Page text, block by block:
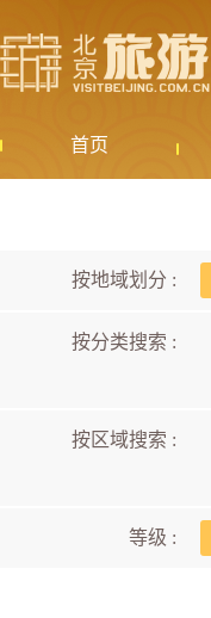
首页
按地域划分 :
按分类搜索 :
按区域搜索 :
等级 :